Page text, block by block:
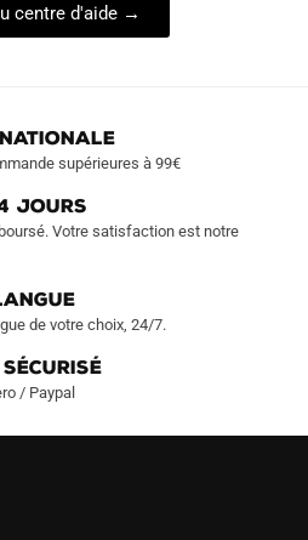
centre d'aide →
supérieures à 99€
JOURS
Votre satisfaction est notre
de votre choix, 24/7.
Sécurisé
/ Paypal